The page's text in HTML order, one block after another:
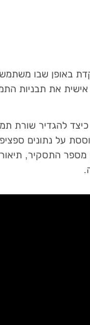
באופן שבו משתמשים
את תבניות
להגדיר שורת
על נתונים
התסקיר, תיאור